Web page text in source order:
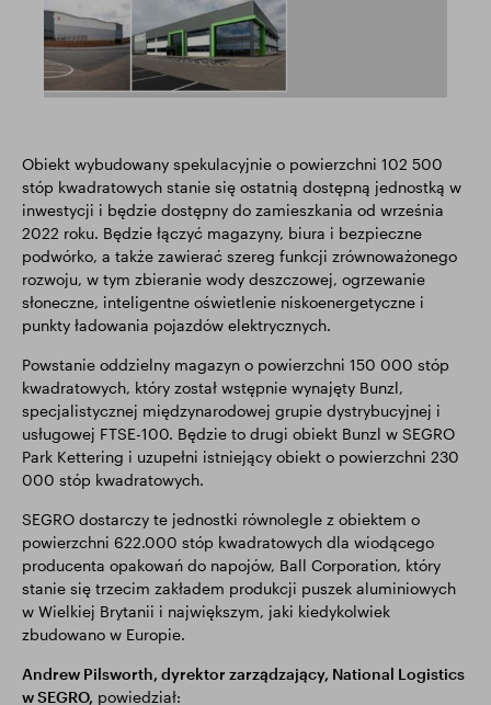
Obiekt wybudowany spekulacyjnie o powierzchni 102 500
stóp kwadratowych stanie się ostatnią dostępną jednostką w
inwestycji i będzie dostępny do zamieszkania od września
2022 roku. Będzie łączyć magazyny, biura i bezpieczne
podwórko, a także zawierać szereg funkcji zrównoważonego
rozwoju, w tym zbieranie wody deszczowej, ogrzewanie
słoneczne, inteligentne oświetlenie niskoenergetyczne i
punkty ładowania pojazdów elektrycznych.
Powstanie oddzielny magazyn o powierzchni 150 000 stóp
kwadratowych, który został wstępnie wynajęty Bunzl,
specjalistycznej międzynarodowej grupie dystrybucyjnej i
usługowej FTSE-100. Będzie to drugi obiekt Bunzl w SEGRO
Park Kettering i uzupełni istniejący obiekt o powierzchni 230
000 stóp kwadratowych.
SEGRO dostarczy te jednostki równolegle z obiektem o
powierzchni 622.000 stóp kwadratowych dla wiodącego
producenta opakowań do napojów, Ball Corporation, który
stanie się trzecim zakładem produkcji puszek aluminiowych
w Wielkiej Brytanii i największym, jaki kiedykolwiek
zbudowano w Europie.
Andrew Pilsworth, dyrektor zarządzający, National Logistics
w SEGRO, powiedział: